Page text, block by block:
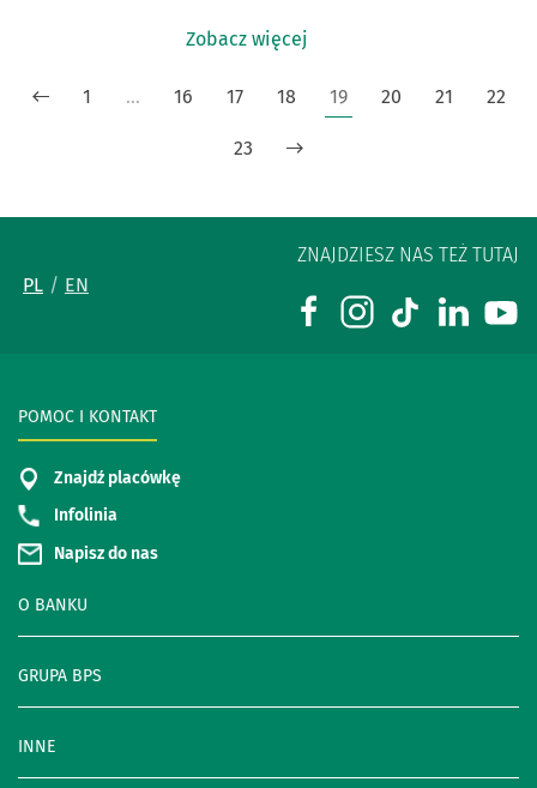
Zobacz więcej
1 … 16 17 18 19 20 21 22
23
PL EN
ZNAJDZIESZ NAS TEŻ TUTAJ
POMOC I KONTAKT
Znajdź placówkę
Infolinia
Napisz do nas
O BANKU
GRUPA BPS
INNE